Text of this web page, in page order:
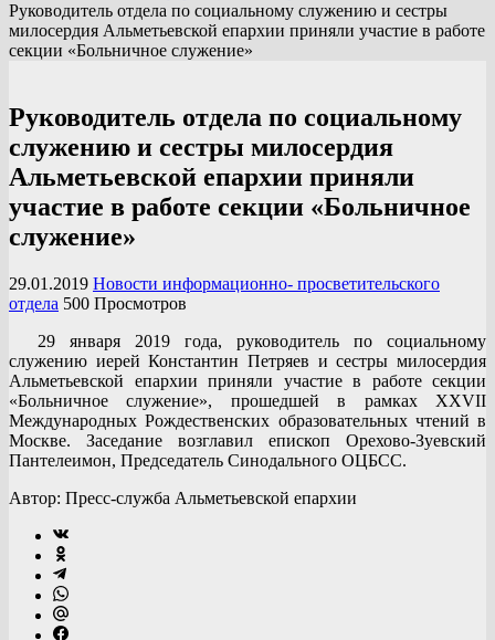
Руководитель отдела по социальному служению и сестры
милосердия Альметьевской епархии приняли участие в работе
секции «Больничное служение»
Руководитель отдела по социальному
служению и сестры милосердия
Альметьевской епархии приняли
участие в работе секции «Больничное
служение»
29.01.2019 Новости информационно- просветительского
отдела 500 Просмотров
29 января 2019 года, руководитель по социальному
служению иерей Константин Петряев и сестры милосердия
Альметьевской епархии приняли участие в работе секции
«Больничное служение», прошедшей в рамках XXVII
Международных Рождественских образовательных чтений в
Москве. Заседание возглавил епископ Орехово-Зуевский
Пантелеимон, Председатель Синодального ОЦБСС.
Автор: Пресс-служба Альметьевской епархии